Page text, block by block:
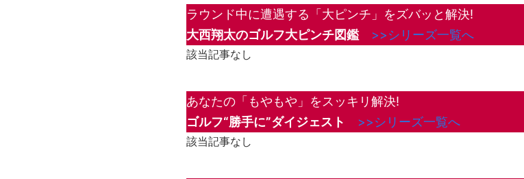
ラウンド中に遭遇する「大ピンチ」をズバッと解決!
大西翔太のゴルフ大ピンチ図鑑
>>シリーズ一覧へ
該当記事なし
あなたの「もやもや」をスッキリ解決!
ゴルフ“勝手に”ダイジェスト
>>シリーズ一覧へ
該当記事なし